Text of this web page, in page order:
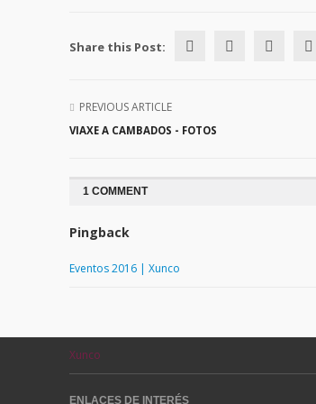
Share this Post:
PREVIOUS ARTICLE
VIAXE A CAMBADOS - FOTOS
1 COMMENT
Pingback
Eventos 2016 | Xunco
Xunco
ENLACES DE INTERÉS